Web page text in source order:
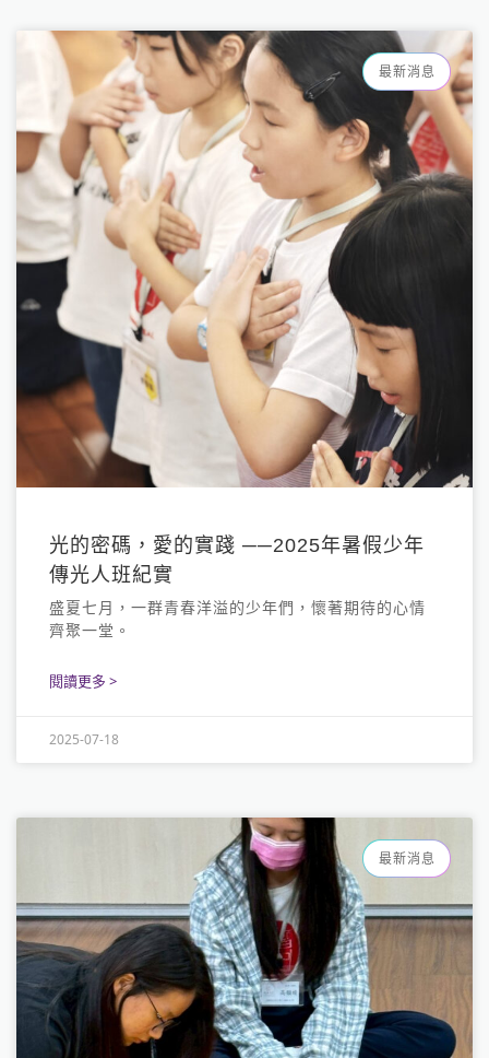
大愛光法語 LINE Youtube
最新消息
光的密碼，愛的實踐 ──2025年暑假少年
傳光人班紀實
盛夏七月，一群青春洋溢的少年們，懷著期待的心情
齊聚一堂。
閱讀更多 >
2025-07-18
最新消息